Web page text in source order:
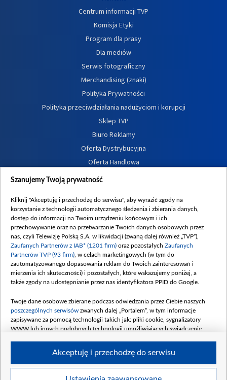
Centrum informacji TVP
Komisja Etyki
Program dla prasy
Dla mediów
Serwis fotograficzny
Merchandising (znaki)
Polityka Prywatności
Polityka przeciwdziałania nadużyciom i korupcji
Sklep TVP
Biuro Reklamy
Oferta Dystrybucyjna
Oferta Handlowa
Dostępność
Procedura zgłoszeń wewnętrznych
Szanujemy Twoją prywatność
Kliknij "Akceptuję i przechodzę do serwisu", aby wyrazić zgody na
korzystanie z technologii automatycznego śledzenia i zbierania danych,
dostęp do informacji na Twoim urządzeniu końcowym i ich
przechowywanie oraz na przetwarzanie Twoich danych osobowych przez
nas, czyli Telewizję Polską S.A. w likwidacji (zwaną dalej również „TVP”),
Zaufanych Partnerów z IAB* (1201 firm) oraz pozostałych Zaufanych
Partnerów TVP (93 firm) , w celach marketingowych (w tym do
zautomatyzowanego dopasowania reklam do Twoich zainteresowań i
mierzenia ich skuteczności) i pozostałych, które wskazujemy poniżej, a
także zgody na udostępnianie przez nas identyfikatora PPID do Google.
Twoje dane osobowe zbierane podczas odwiedzania przez Ciebie naszych
poszczególnych serwisów zwanych dalej „Portalem”, w tym informacje
zapisywane za pomocą technologii takich jak: pliki cookie, sygnalizatory
WWW lub innych podobnych technologii umożliwiających świadczenie
Twoje dane osobowe zbierane podczas odwiedzania przez Ciebie
Akceptuję i przechodzę do serwisu